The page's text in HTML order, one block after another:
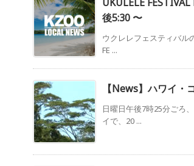
後5:30 〜
ウクレレフェスティバル
FE ...
【News】ハワイ
日曜日午後7時25分ごろ
イで、20 ...